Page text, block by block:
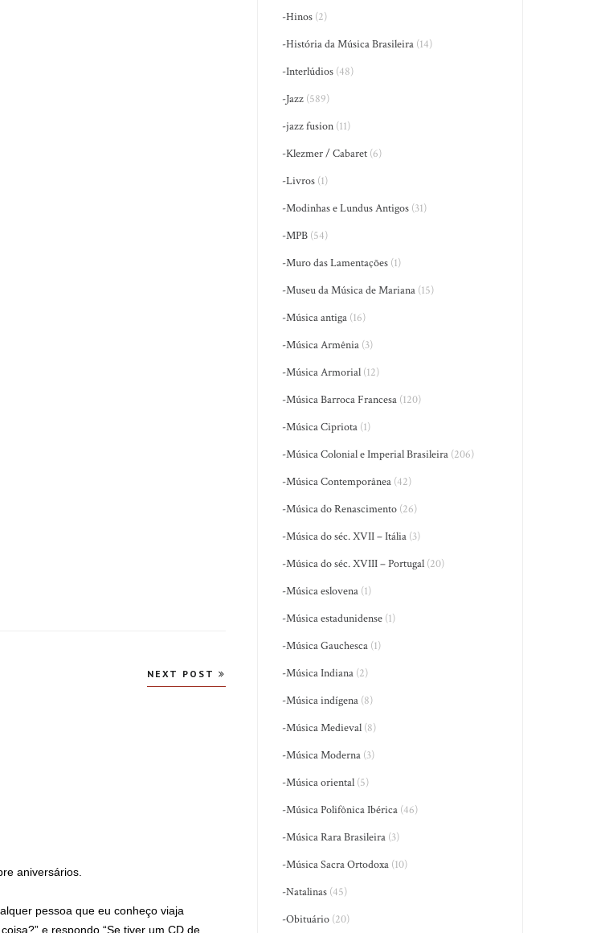
NEXT POST
aniversários.
pessoa que eu conheço viaja
e respondo “Se tiver um CD de
-Hinos (2)
-História da Música Brasileira (14)
-Interlúdios (48)
-Jazz (589)
-jazz fusion (11)
-Klezmer / Cabaret (6)
-Livros (1)
-Modinhas e Lundus Antigos (31)
-MPB (54)
-Muro das Lamentações (1)
-Museu da Música de Mariana (15)
-Música antiga (16)
-Música Armênia (3)
-Música Armorial (12)
-Música Barroca Francesa (120)
-Música Cipriota (1)
-Música Colonial e Imperial Brasileira (206)
-Música Contemporânea (42)
-Música do Renascimento (26)
-Música do séc. XVII – Itália (3)
-Música do séc. XVIII – Portugal (20)
-Música eslovena (1)
-Música estadunidense (1)
-Música Gauchesca (1)
-Música Indiana (2)
-Música indígena (8)
-Música Medieval (8)
-Música Moderna (3)
-Música oriental (5)
-Música Polifônica Ibérica (46)
-Música Rara Brasileira (3)
-Música Sacra Ortodoxa (10)
-Natalinas (45)
-Obituário (20)